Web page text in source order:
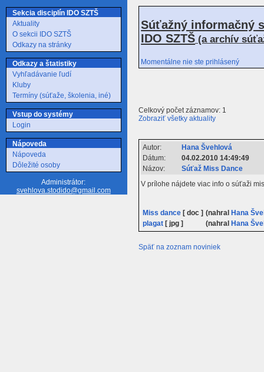
Sekcia disciplín IDO SZTŠ
Aktuality
O sekcii IDO SZTŠ
Odkazy na stránky
Odkazy a štatistiky
Vyhľadávanie ľudí
Kluby
Termíny (súťaže, školenia, iné)
Vstup do systémy
Login
Nápoveda
Nápoveda
Dôležité osoby
Administrátor:
svehlova.stodido@gmail.com
Súťažný informačný
IDO SZTŠ (a archív
Momentálne nie ste prihlásený
Celkový počet záznamov: 1
Zobraziť všetky aktuality
Autor:
Hana Švehlová
Dátum:
04.02.2010 14:49:49
Názov:
Súťaž Miss Dance
V prílohe nájdete viac info o súťaži
Miss dance [ doc ] (nahralHana
plagat [ jpg ] (nahralHana
Späť na zoznam noviniek